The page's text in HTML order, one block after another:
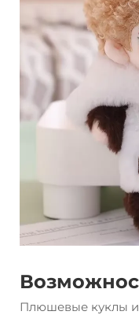
Плюшевые куклы